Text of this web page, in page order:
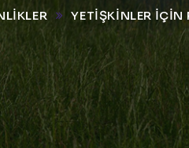
YETIŞKINLER IÇIN